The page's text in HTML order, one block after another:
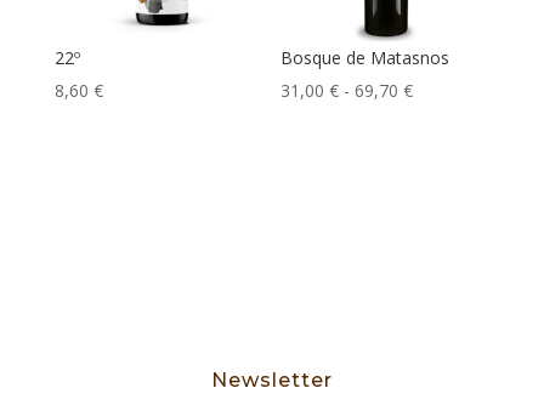
22º
8,60 €
Bosque de Matasnos
31,00€ - 69,70€Rango
pueden
Newsletter